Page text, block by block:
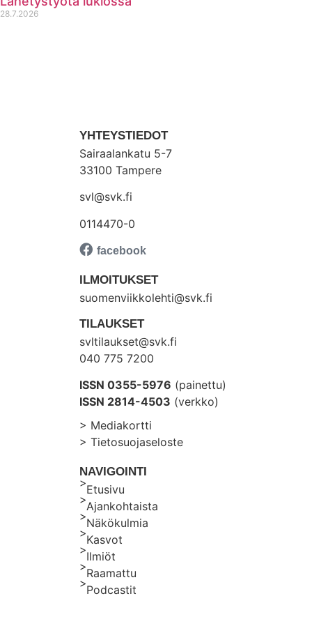
28.7.2026
YHTEYSTIEDOT
Sairaalankatu 5-7
33100 Tampere
svl@svk.fi
0114470-0
ILMOITUKSET
suomenviikkolehti@svk.fi
TILAUKSET
svltilaukset@svk.fi
040 775 7200
ISSN 0355-5976 (painettu)
ISSN 2814-4503 (verkko)
> Mediakortti
> Tietosuojaseloste
NAVIGOINTI
Etusivu
Ajankohtaista
Näkökulmia
Kasvot
Ilmiöt
Raamattu
Podcastit